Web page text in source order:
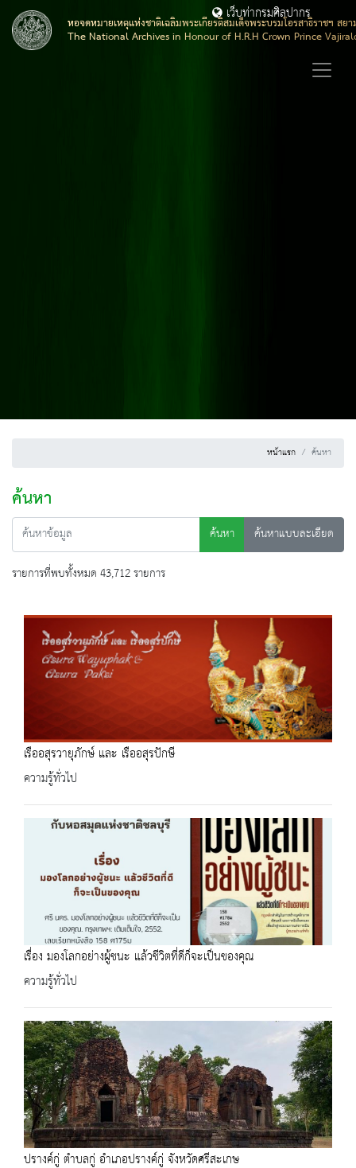
หอจดหมายเหตุแห่งชาติเฉลิมพระเกียรติสมเด็จพระบรมโอรสาธิราชฯ สย
The National Archives in Honour of H.R.H Crown Prince
เว็บท่ากรมศิลปากร
หน้าแรก ค้นหา
ค้นหา
ค้นหา
ค้นหาแบบละเอียด
รายการที่พบทั้งหมด 43,712 รายการ
เรืออสุรวายุภักษ์ และ เรืออสุรปักษี
ความรู้ทั่วไป
เรื่อง มองโลกอย่างผู้ชนะ แล้วชีวิตที่ดีก็จะเป็นของคุณ
ความรู้ทั่วไป
ปรางค์กู่ ตำบลกู่ อำเภอปรางค์กู่ จังหวัดศรีสะเกษ